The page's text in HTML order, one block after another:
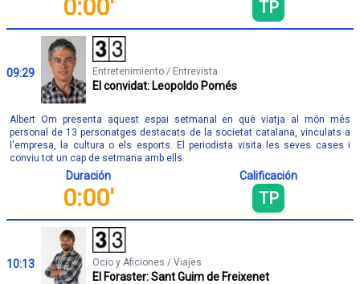
0:00' TP
09:29 Entretenimiento / Entrevista
El convidat: Leopoldo Pomés
Albert Om presenta aquest espai setmanal en què viatja al món més
personal de 13 personatges destacats de la societat catalana, vinculats a
l'empresa, la cultura o els esports. El periodista visita les seves cases i
conviu tot un cap de setmana amb ells.
Duración
0:00'
Calificación
TP
10:13 Ocio y Aficiones / Viajes
El Foraster: Sant Guim de Freixenet